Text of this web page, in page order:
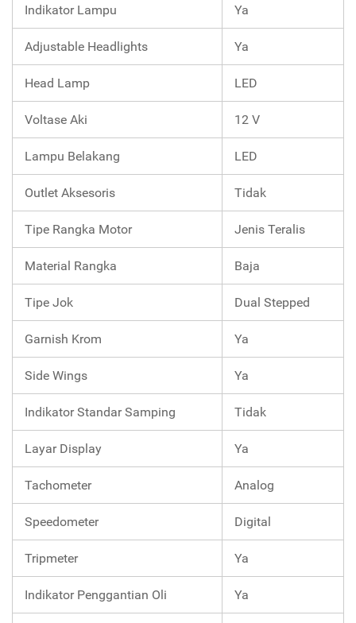
Indikator Lampu Ya
Adjustable Headlights Ya
Head Lamp LED
Voltase Aki 12 V
Lampu Belakang LED
Outlet Aksesoris Tidak
Tipe Rangka Motor Jenis Teralis
Material Rangka Baja
Tipe Jok Dual Stepped
Garnish Krom Ya
Side Wings Ya
Indikator Standar Samping Tidak
Layar Display Ya
Tachometer Analog
Speedometer Digital
Tripmeter Ya
Indikator Penggantian Oli Ya